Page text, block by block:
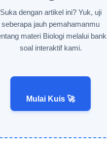
Suka dengan artikel ini? Yuk, uji
seberapa jauh pemahamanmu
materi Biologi melalui bank
soal interaktif kami.
Mulai Kuis 🚀